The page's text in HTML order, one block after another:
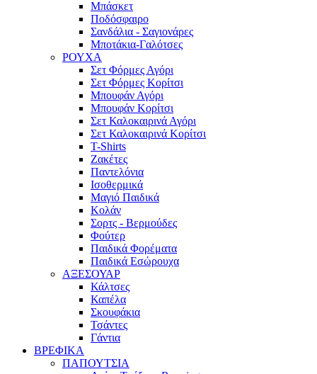
Μπάσκετ
Ποδόσφαιρο
Σανδάλια - Σαγιονάρες
Μποτάκια-Γαλότσες
ΡΟΥΧΑ
Σετ Φόρμες Αγόρι
Σετ Φόρμες Κορίτσι
Μπουφάν Αγόρι
Μπουφάν Κορίτσι
Σετ Καλοκαιρινά Αγόρι
Σετ Καλοκαιρινά Κορίτσι
T-Shirts
Ζακέτες
Παντελόνια
Ισοθερμικά
Μαγιό Παιδικά
Κολάν
Σορτς - Βερμούδες
Φούτερ
Παιδικά Φορέματα
Παιδικά Εσώρουχα
ΑΞΕΣΟΥΑΡ
Κάλτσες
Καπέλα
Σκουφάκια
Τσάντες
Γάντια
ΒΡΕΦΙΚΑ
ΠΑΠΟΥΤΣΙΑ